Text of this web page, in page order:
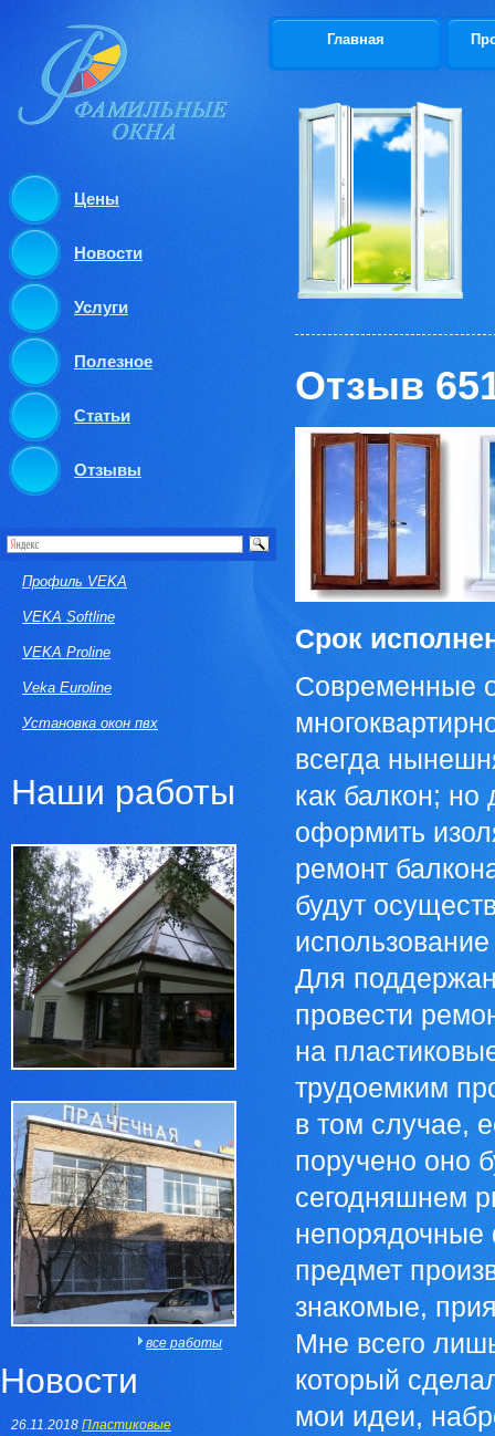
Главная
Цены
Новости
Услуги
Полезное
Статьи
Отзывы
Отзыв
Срок
Современные
всегда
как балкон; но
оформить
ремонт
будут
Для
провести
на
трудоемким
в том случае,
поручено оно
сегодняшнем
предмет
знакомые,
Мне всего
который
мои идеи,
Профиль VEKA
VEKA Softline
VEKA Proline
Veka Euroline
Установка окон пвх
Наши работы
все работы
Новости
26.11.2018 Пластиковые